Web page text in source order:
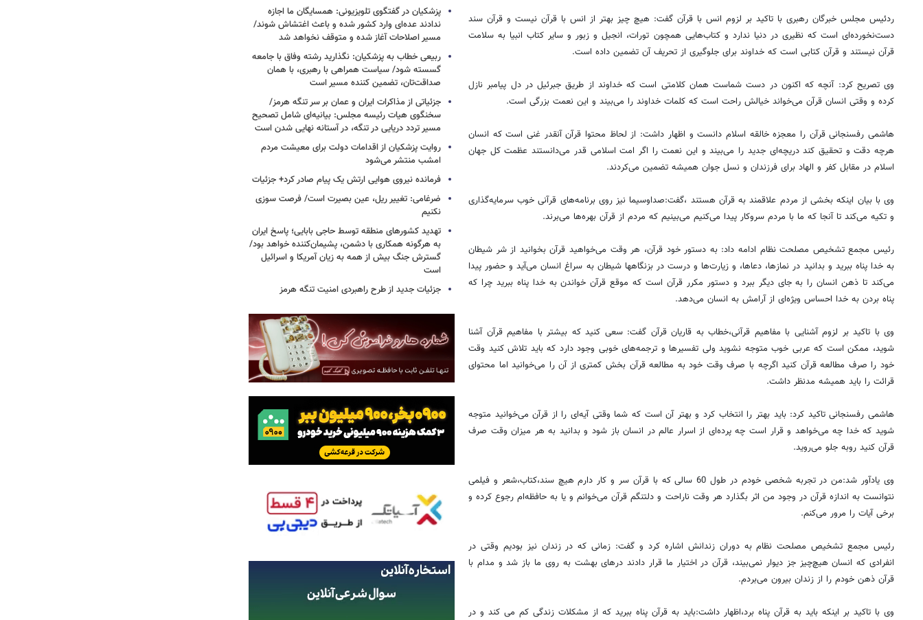
ردئیس مجلس خبرگان رهبری با تاکید بر لزوم انس با قرآن گفت: هیچ چیز بهتر از انس با قرآن نیست و قرآن سند
دست‌نخورده‌ای است که نظیری در دنیا ندارد و کتاب‌هایی همچون تورات، انجیل و زبور و سایر کتاب انبیا به سلامت
قرآن نیستند و قرآن کتابی است که خداوند برای جلوگیری از تحریف آن تضمین داده است.
وی تصریح کرد:‌ آنچه که اکنون در دست شماست همان کلامتی است که خداوند از طریق جبرئیل در دل پیامبر نازل
کرده و وقتی انسان قرآن می‌خواند خیالش راحت است که کلمات خداوند را می‌بیند و این نعمت بزرگی است.
هاشمی رفسنجانی قرآن را معجزه خالقه اسلام دانست و اظهار داشت: از لحاظ محتوا قرآن آنقدر غنی است که انسان
هرچه دقت و تحقیق کند دریچه‌ای جدید را می‌بیند و این نعمت را اگر امت اسلامی قدر می‌دانستند عظمت کل جهان
اسلام در مقابل کفر و الهاد برای فرزندان و نسل جوان همیشه تضمین می‌کردند.
وی با بیان اینکه بخشی از مردم علاقمند به قرآن هستند ،گفت:صداوسیما نیز روی برنامه‌های قرآنی خوب سرمایه‌گذاری
و تکیه می‌کند تا آنجا که ما با مردم سروکار پیدا می‌کنیم می‌بینیم که مردم از قرآن بهره‌ها می‌برند.
رئیس مجمع تشخیص مصلحت نظام ادامه داد: به دستور خود قرآن، هر وقت می‌خواهید قرآن بخوانید از شر شیطان
به خدا پناه ببرید و بدانید در نمازها، دعاها، و زیارت‌ها و درست در بزنگاهها شیطان به سراغ انسان می‌آید و حضور پیدا
می‌کند تا ذهن انسان را به جای دیگر ببرد و دستور مکرر قرآن است که موقع قرآن خواندن به خدا پناه ببرید چرا که
پناه بردن به خدا احساس ویژه‌ای از آرامش به انسان می‌دهد.
وی با تاکید بر لزوم آشنایی با مفاهیم قرآنی،خطاب به قاریان قرآن گفت: سعی کنید که بیشتر با مفاهیم قرآن آشنا
شوید، ممکن است که عربی خوب متوجه نشوید ولی تفسیرها و ترجمه‌های خوبی وجود دارد که باید تلاش کنید وقت
خود را صرف مطالعه قرآن کنید اگرچه با صرف وقت خود به مطالعه قرآن بخش کمتری از آن را می‌خوانید اما محتوای
قرائت را باید همیشه مدنظر داشت.
هاشمی رفسنجانی تاکید کرد:‌ باید بهتر را انتخاب کرد و بهتر آن است که شما وقتی آیه‌ای را از قرآن می‌خوانید متوجه
شوید که خدا چه می‌خواهد و قرار است چه پرده‌ای از اسرار عالم در انسان باز شود و بدانید به هر میزان وقت صرف
قرآن کنید روبه‌ جلو می‌روید.
وی یادآور شد:من در تجربه شخصی خودم در طول 60 سالی که با قرآن سر و کار دارم هیچ سند،کتاب،شعر و فیلمی
نتوانست به اندازه قرآن در وجود من اثر بگذارد هر وقت ناراحت و دلتنگم قرآن می‌خوانم و یا به حافظه‌ام رجوع کرده و
برخی آیات را مرور می‌کنم.
رئیس مجمع تشخیص مصلحت نظام به دوران زندانش اشاره کرد و گفت: زمانی که در زندان نیز بودیم وقتی در
انفرادی که انسان هیچ‌چیز جز دیوار نمی‌بیند، قرآن در اختیار ما قرار دادند درهای بهشت به روی ما باز شد و مدام با
قرآن ذهن خودم را از زندان بیرون می‌بردم.
وی با تاکید بر اینکه باید به قرآن پناه برد،اظهار داشت:باید به قرآن پناه ببرید که از مشکلات زندگی کم می کند و در
پزشکیان در گفتگوی تلویزیونی: همسایگان ما اجازه
ندادند عده‌ای وارد کشور شده و باعث اغتشاش شوند/
مسیر اصلاحات آغاز شده و متوقف نخواهد شد
ربیعی خطاب به پزشکیان: نگذارید رشته وفاق با جامعه
گسسته شود/ سیاست همراهی با رهبری، با همان
صداقت‌تان، تضمین کننده مسیر است
جزئیاتی از مذاکرات ایران و عمان بر سر تنگه هرمز/
سخنگوی هیات رئیسه مجلس: بیانیه‌ای شامل تصحیح
مسیر تردد دریایی در تنگه، در آستانه نهایی شدن است
روایت پزشکیان از اقدامات دولت برای معیشت مردم
امشب منتشر می‌شود
فرمانده نیروی هوایی ارتش یک پیام صادر کرد+ جزئیات
ضرغامی: تغییر ریل، عین بصیرت است/ فرصت سوزی
نکنیم
تهدید کشورهای منطقه توسط حاجی بابایی؛ پاسخ ایران
به هرگونه همکاری با دشمن، پشیمان‌کننده خواهد بود/
گسترش جنگ بیش از همه به زیان آمریکا و اسرائیل
است
جزئیات جدید از طرح راهبردی امنیت تنگه هرمز